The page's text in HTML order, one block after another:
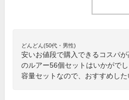
どんどん(50代・男性)
安いお値段で購入できるコスパ
のルアー56個セットはいかがで
容量セットなので、おすすめした